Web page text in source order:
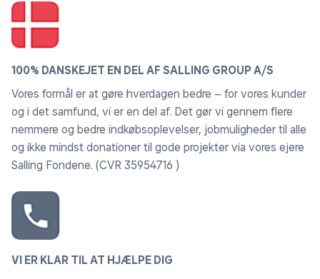
UBEGRÆNSET RETURRET
Du ka' bytte dine varer i intakt og original emballage både
online og i dit Hypermarked i ubegrænset tid. Bare husk din
kvittering.Læs mere her.
INFORMATION
Ledige Job
Bilka Business
Følg Bilka på YouTube